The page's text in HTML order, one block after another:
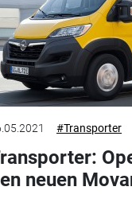
#Transporter
neuen